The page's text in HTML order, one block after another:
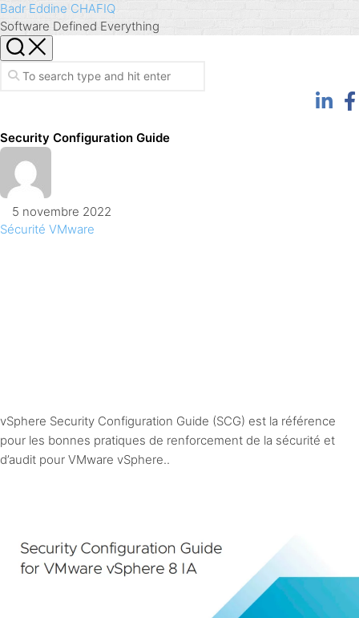
Skip
to
content
Badr Eddine CHAFIQ
Software Defined Everything
Security Configuration Guide
5 novembre 2022
Sécurité VMware
vSphere Security Configuration Guide (SCG) est la référence
pour les bonnes pratiques de renforcement de la sécurité et
d’audit pour VMware vSphere..